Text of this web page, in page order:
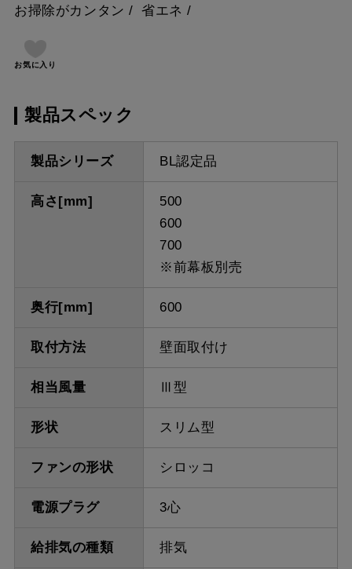
お掃除がカンタン 省エネ
お気に入り
製品スペック
製品シリーズ BL認定品
高さ[mm]
500
600
700
※前幕板別売
奥行[mm] 600
取付方法 壁面取付け
相当風量 Ⅲ型
形状 スリム型
ファンの形状 シロッコ
電源プラグ 3心
給排気の種類 排気